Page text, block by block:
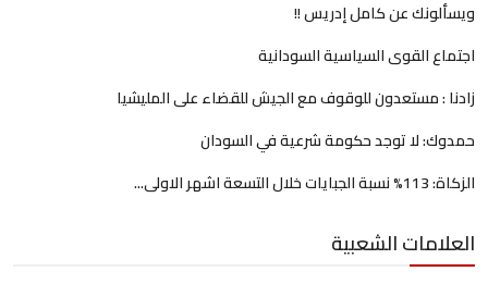
ويسألونك عن كامل إدريس !!
اجتماع القوى السياسية السودانية
زادنا : مستعدون للوقوف مع الجيش للقضاء على المليشيا
حمدوك: لا توجد حكومة شرعية في السودان
الزكاة: 113% نسبة الجبايات خلال التسعة اشهر الاولى...
العلامات الشعبية